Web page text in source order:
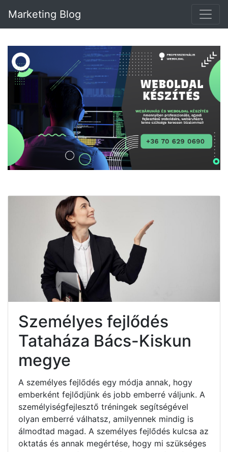
Marketing Blog
Személyes fejlődés
Tataháza Bács-Kiskun
megye
A személyes fejlődés egy módja annak, hogy
emberként fejlődjünk és jobb emberré váljunk. A
személyiségfejlesztő tréningek segítségével
olyan emberré válhatsz, amilyennek mindig is
álmodtad magad. A személyes fejlődés kulcsa az
oktatás és annak megértése, hogy mi szükséges